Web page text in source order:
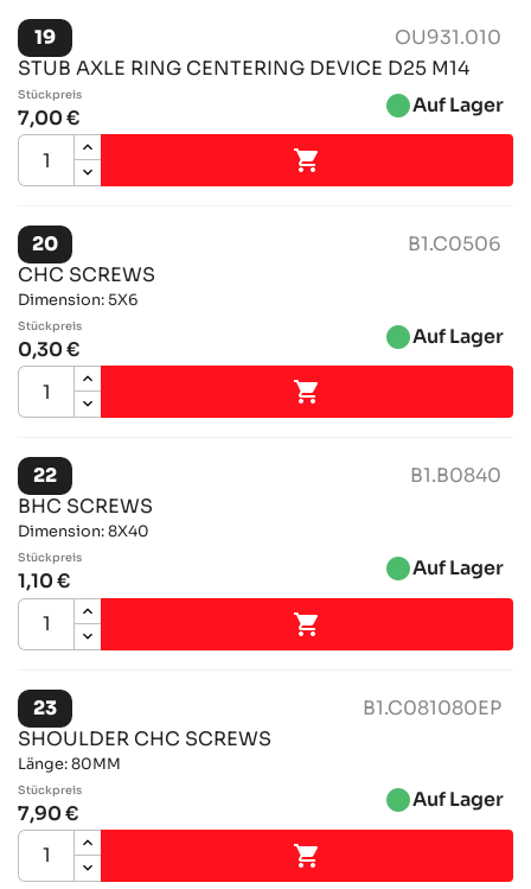
19
OU931.010
STUB AXLE RING CENTERING DEVICE D25 M14
Stückpreis
7,00 € brightness_1Auf Lager

20
B1.C0506
CHC SCREWS
Dimension: 5X6
Stückpreis
0,30 € brightness_1Auf Lager

22
B1.B0840
BHC SCREWS
Dimension: 8X40
Stückpreis
1,10 € brightness_1Auf Lager

23
B1.C081080EP
SHOULDER CHC SCREWS
Länge: 80MM
Stückpreis
7,90 € brightness_1Auf Lager
